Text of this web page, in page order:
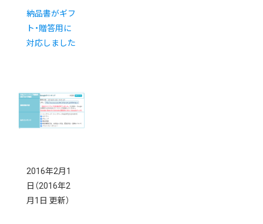
納品書がギフ
ト・贈答用に
対応しました
2016年2月1
日 （2016年2
月1日 更新）